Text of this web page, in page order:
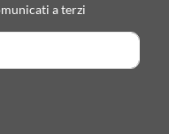
a terzi